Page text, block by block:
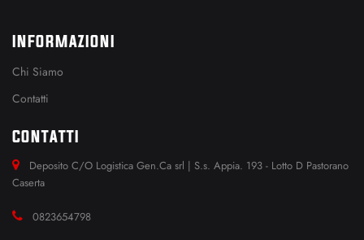
INFORMAZIONI
Chi Siamo
Contatti
CONTATTI
Deposito C/O Logistica Gen.Ca srl | S.s. Appia. 193 - Lotto D Pastorano
Caserta
0823654798